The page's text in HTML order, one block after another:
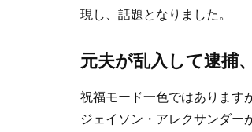
現し、話題となりました。
元夫が乱入して逮捕
祝福モード一色ではあります
ジェイソン・アレクサンダー